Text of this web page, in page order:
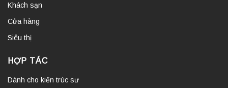
Khách sạn
Cửa hàng
Siêu thị
HỢP TÁC
Dành cho kiến trúc sư